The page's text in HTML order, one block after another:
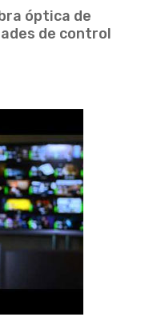
óptica de
de control